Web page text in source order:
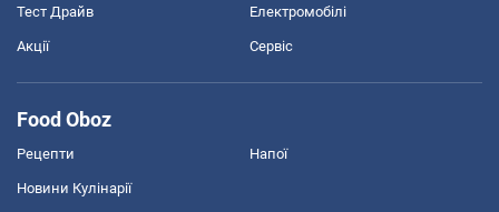
Тест Драйв Електромобілі
Акції Сервіс
Food Oboz
Рецепти Напої
Новини Кулінарії